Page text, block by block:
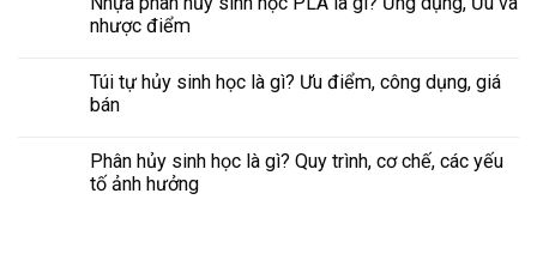
nhược điểm
Túi tự hủy sinh học là gì? Ưu điểm, công dụng, giá
bán
Phân hủy sinh học là gì? Quy trình, cơ chế, các yếu
tố ảnh hưởng